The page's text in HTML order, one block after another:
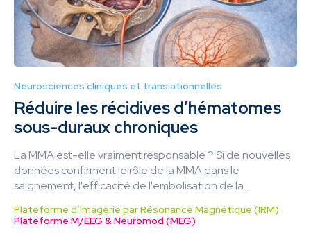
Neurosciences cliniques et translationnelles
Réduire les récidives d’hématomes
sous-duraux chroniques
La MMA est-elle vraiment responsable ? Si de nouvelles
données confirment le rôle de la MMA dans le
saignement, l'efficacité de l'embolisation de la...
Plateforme d’Imagerie par Résonance Magnétique (IRM)
Plateforme M/EEG & Neuromod (MEG)